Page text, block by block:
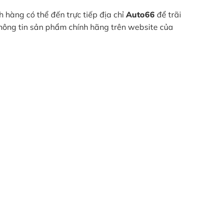
hàng có thể đến trực tiếp địa chỉ Auto66 để trãi
tin sản phẩm chính hãng trên website của